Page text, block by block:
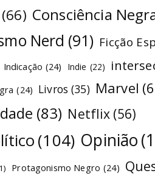
(66) Consciência
Nerd (91) Ficção
Indicação (24) Indie (22)
(24) Livros (35) Marvel
(83) Netflix (56)
(104) Opinião
Protagonismo Negro (24)